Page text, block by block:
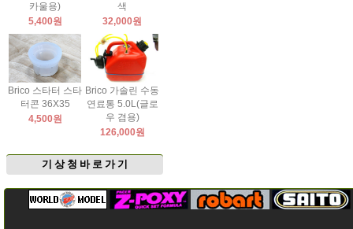
카울용)
5,400원
색
32,000원
Brico 스타터 스타
터콘 36X35
4,500원
Brico 가솔린 수동
연료통 5.0L(글로
우 겸용)
126,000원
기 상 청 바 로 가 기